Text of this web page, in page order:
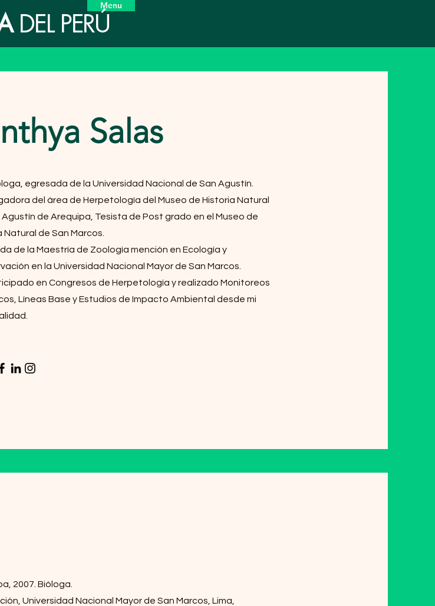
Menu
DEL PERÚ
Salas
egresada de la Universidad Nacional de San Agustín.
del área de Herpetología del Museo de Historia Natural
Agustín de Arequipa, Tesista de Post grado en el Museo de
Natural de San Marcos.
de la Maestría de Zoología mención en Ecología y
en la Universidad Nacional Mayor de San Marcos.
en Congresos de Herpetología y realizado Monitoreos
Líneas Base y Estudios de Impacto Ambiental desde mi
2007. Bióloga.
Universidad Nacional Mayor de San Marcos, Lima,